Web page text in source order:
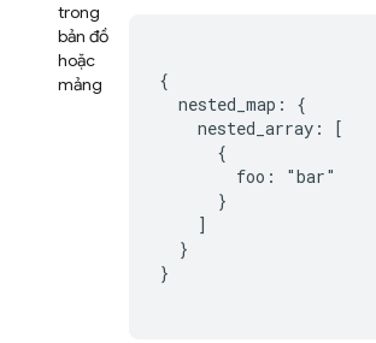
trong
bản đồ
hoặc
mảng
{
nested_map: {
nested_array: [
      {
foo: "bar"
      }
    ]
  }
}